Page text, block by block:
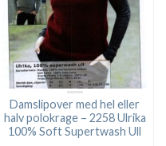
Damslipover med hel eller
halv polokrage – 2258 Ulrika
100% Soft Supertwash Ull